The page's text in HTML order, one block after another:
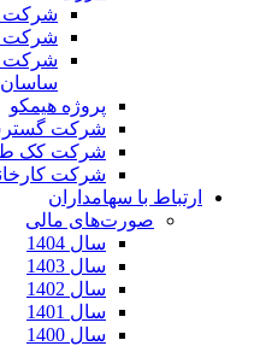
شرکت
شرکت
شرکت
ساسان
پروژه هیمکو
شرکت گسترش
شرکت کک
شرکت
ارتباط با سهامداران
صورت‌های مالی
سال 1404
سال 1403
سال 1402
سال 1401
سال 1400